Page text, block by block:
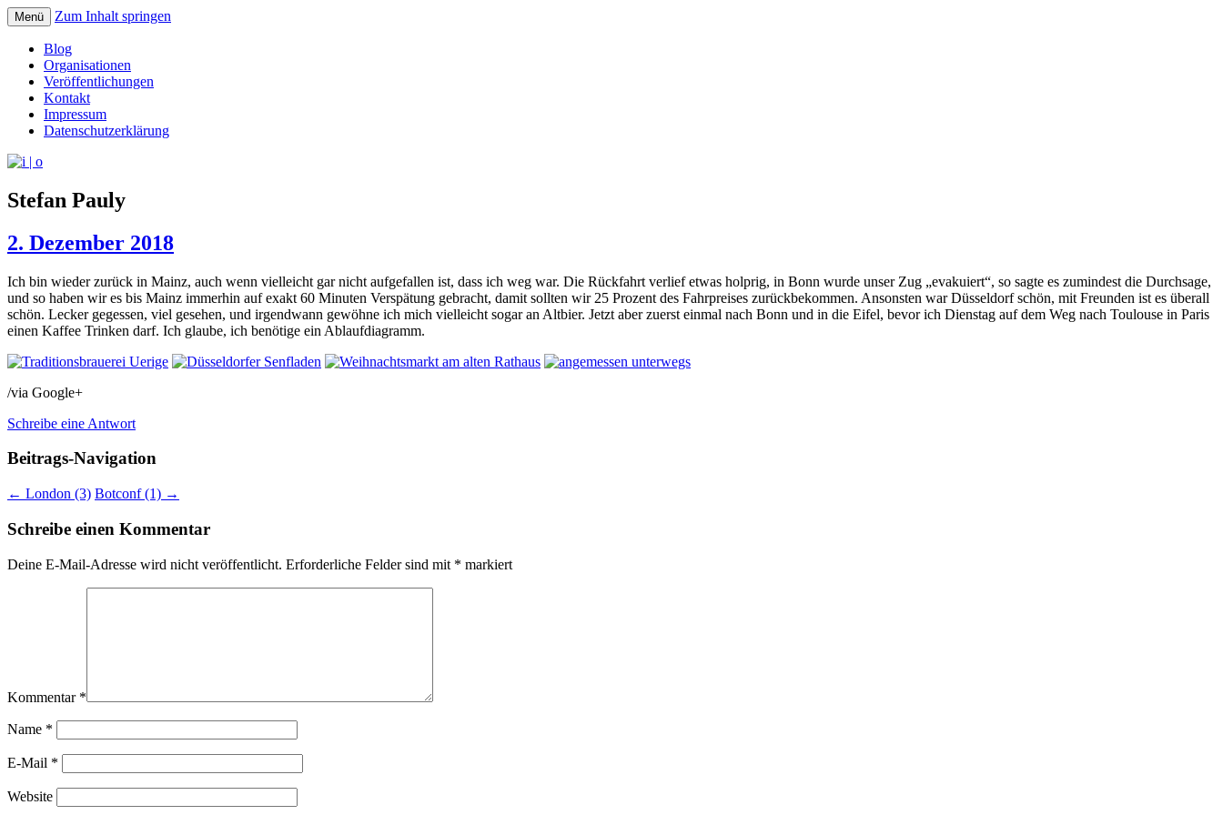
i | o
Menü Zum Inhalt springen
Blog
Organisationen
Veröffentlichungen
Kontakt
Impressum
Datenschutzerklärung
Stefan Pauly
2. Dezember 2018
Ich bin wieder zurück in Mainz, auch wenn vielleicht gar nicht aufgefallen ist, dass ich weg war. Die Rückfahrt verlief etwas holprig, in Bonn wurde unser Zug „evakuiert“, so sagte es zumindest die Durchsage,
und so haben wir es bis Mainz immerhin auf exakt 60 Minuten Verspätung gebracht, damit sollten wir 25 Prozent des Fahrpreises zurückbekommen. Ansonsten war Düsseldorf schön, mit Freunden ist es überall
schön. Lecker gegessen, viel gesehen, und irgendwann gewöhne ich mich vielleicht sogar an Altbier. Jetzt aber zuerst einmal nach Bonn und in die Eifel, bevor ich Dienstag auf dem Weg nach Toulouse in Paris
einen Kaffee Trinken darf. Ich glaube, ich benötige ein Ablaufdiagramm.
/via Google+
Schreibe eine Antwort
Beitrags-Navigation
← London (3) Botconf (1) →
Schreibe einen Kommentar
Deine E-Mail-Adresse wird nicht veröffentlicht. Erforderliche Felder sind mit * markiert
Kommentar *
Name *
E-Mail *
Website